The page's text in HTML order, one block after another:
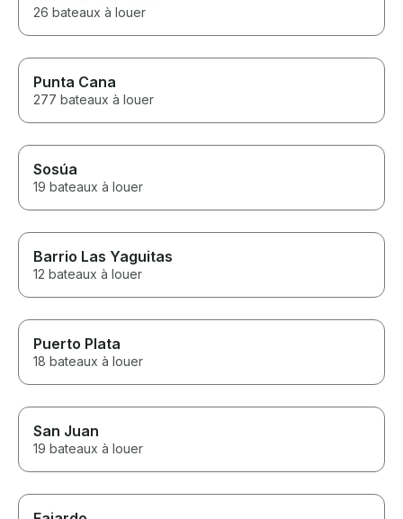
26 bateaux à louer
Punta Cana
277 bateaux à louer
Sosúa
19 bateaux à louer
Barrio Las Yaguitas
12 bateaux à louer
Puerto Plata
18 bateaux à louer
San Juan
19 bateaux à louer